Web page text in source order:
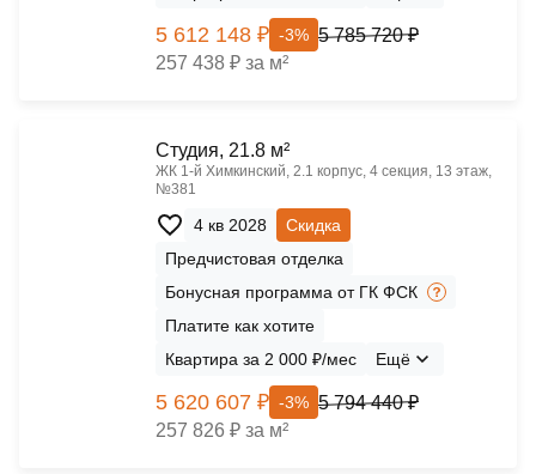
5 612 148 ₽ -3% 5 785 720 ₽
257 438 ₽ за м²
Cтудия, 21.8 м²
ЖК 1‑й Химкинский, 2.1 корпус, 4 секция, 13 этаж,
№381
4 кв 2028
Скидка
Предчистовая отделка
Бонусная программа от ГК ФСК
Платите как хотите
Квартира за 2 000 ₽/мес
Ещё
5 620 607 ₽ -3% 5 794 440 ₽
257 826 ₽ за м²